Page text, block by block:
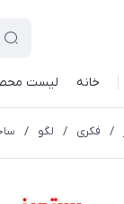
خانه لیست
/ فکری / لگو /